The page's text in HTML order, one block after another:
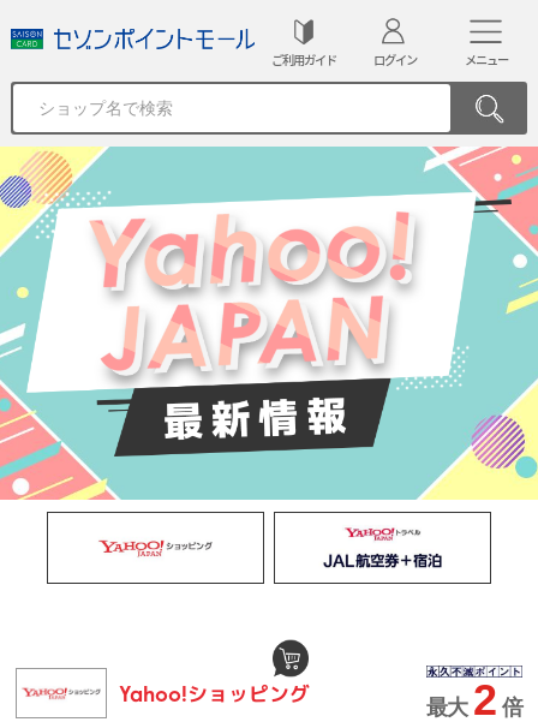
ご利用ガイド ログイン メニュー
Yahoo!ショッピング
最大 2 倍